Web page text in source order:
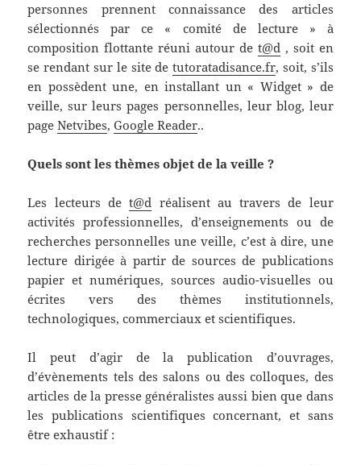
personnes prennent connaissance des articles
sélectionnés par ce « comité de lecture » à
composition flottante réuni autour de t@d, soit en
se rendant sur le site detutoratadisance.fr, soit, s’ils
en possèdent une, en installant un « Widget » de
veille, sur leurs pages personnelles, leur blog, leur
pageNetvibes,Google Reader..
Quels sont les thèmes objet de la veille ?
Les lecteurs det@d réalisent au travers de leur
activités professionnelles, d’enseignements ou de
recherches personnelles une veille, c’est à dire, une
lecture dirigée à partir de sources de publications
papier et numériques, sources audio-visuelles ou
écrites vers des thèmes institutionnels,
technologiques, commerciaux et scientifiques.
Il peut d’agir de la publication d’ouvrages,
d’évènements tels des salons ou des colloques, des
articles de la presse généralistes aussi bien que dans
les publications scientifiques concernant, et sans
être exhaustif :